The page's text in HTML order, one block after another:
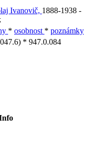
Ivanovič, 1888-1938 -
* osobnost * poznámky
* 947.0.084